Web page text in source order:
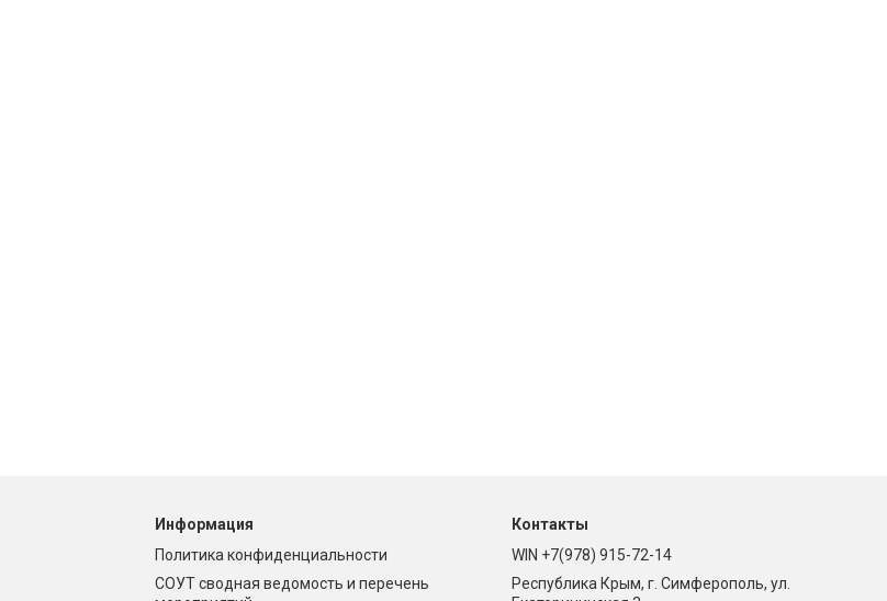
Информация
Политика конфиденциальности
СОУТ сводная ведомость и перечень
Контакты
WIN +7(978) 915-72-14
Республика Крым, г. Симферополь, ул.